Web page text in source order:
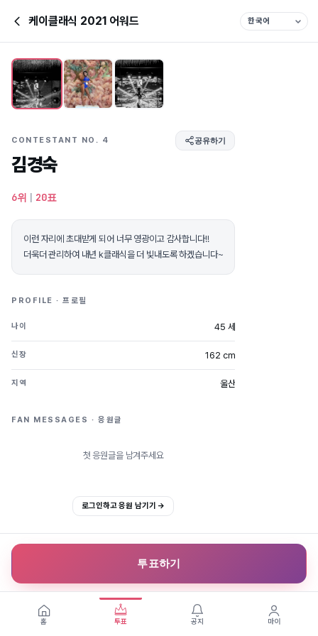
케이클래식 2021 어워드
CONTESTANT NO. 4 공유하기
김경숙
6위 | 20표
이런 자리에 초대받게 되어 너무 영광이고 감사합니다!!
더욱더 관리하여 내년 k클래식을 더 빛내도록 하겠습니다~
PROFILE · 프로필
나이 45 세
신장 162 cm
지역 울산
FAN MESSAGES · 응원글
첫 응원글을 남겨주세요
로그인하고 응원 남기기 →
투표하기
홈 투표 공지 마이